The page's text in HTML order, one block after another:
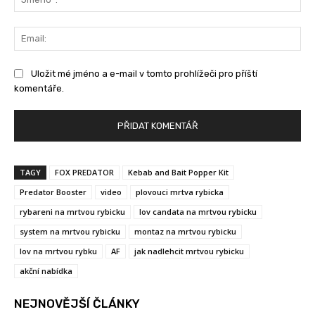
Uložit mé jméno a e-mail v tomto prohlížeči pro příští
komentáře.
TAGY FOX PREDATOR
Kebab and Bait Popper Kit
Predator Booster
video
plovouci mrtva rybicka
rybareni na mrtvou rybicku
lov candata na mrtvou rybicku
system na mrtvou rybicku
montaz na mrtvou rybicku
lov na mrtvou rybku
AF
jak nadlehcit mrtvou rybicku
akční nabídka
NEJNOVĚJŠÍ ČLÁNKY